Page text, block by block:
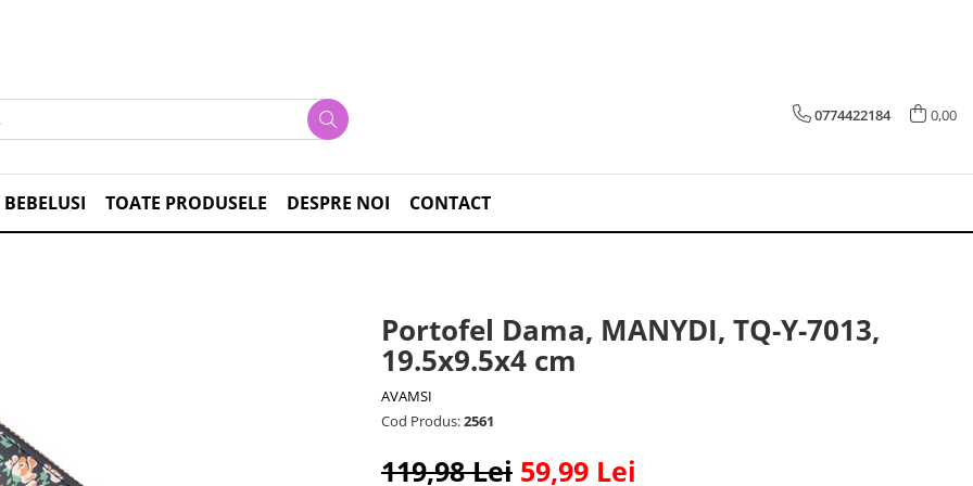
0774422184 0,00
TOATE PRODUSELE DESPRE NOI CONTACT
Portofel Dama, MANYDI, TQ-Y-7013,
19.5x9.5x4 cm
AVAMSI
Cod Produs:2561
119,98 Lei 59,99 Lei